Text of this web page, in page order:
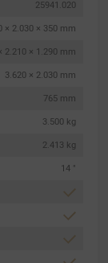
25941.020
× 2.030 × 350 mm
2.210 × 1.290 mm
3.620 × 2.030 mm
765 mm
3.500 kg
2.413 kg
14 "